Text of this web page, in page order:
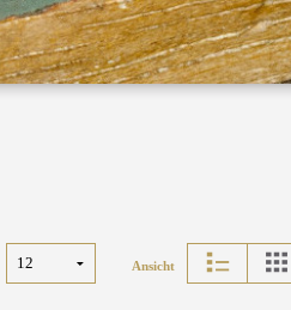
Ansicht